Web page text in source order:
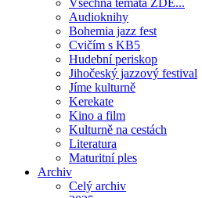
Audioknihy
Bohemia jazz fest
Cvičím s KB5
Hudební periskop
Jihočeský jazzový festival
Jíme kulturně
Kerekate
Kino a film
Kulturně na cestách
Literatura
Maturitní ples
Archiv
Celý archiv